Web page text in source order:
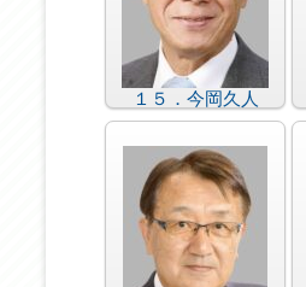
１５．今岡久人